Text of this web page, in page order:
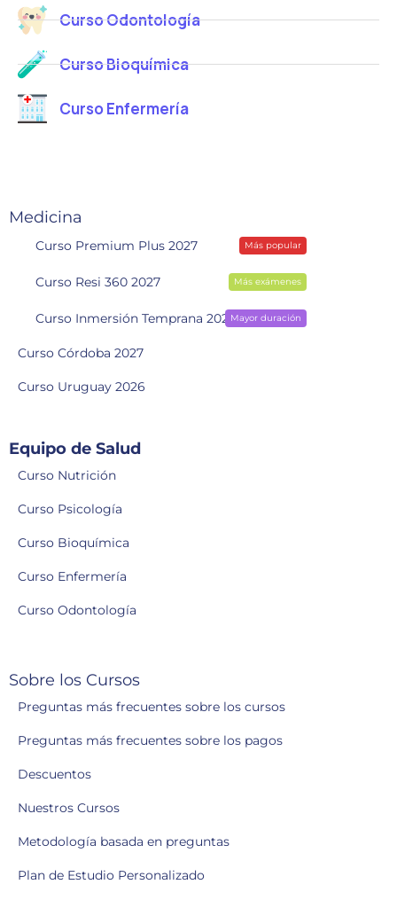
Curso Odontología
Curso Bioquímica
Curso Enfermería
Medicina
Curso Premium Plus 2027 Más popular
Curso Resi 360 2027 Más exámenes
Curso Inmersión Temprana 2028Mayor duración
Curso Córdoba 2027
Curso Uruguay 2026
Equipo de Salud
Curso Nutrición
Curso Psicología
Curso Bioquímica
Curso Enfermería
Curso Odontología
Sobre los Cursos
Preguntas más frecuentes sobre los cursos
Preguntas más frecuentes sobre los pagos
Descuentos
Nuestros Cursos
Metodología basada en preguntas
Plan de Estudio Personalizado